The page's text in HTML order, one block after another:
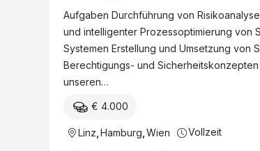
Aufgaben Durchführung von
und intelligenter Prozessoptimierung von
Systemen Erstellung und Umsetzung von
Berechtigungs- und
unseren…
€ 4.000
Linz Hamburg Wien Vollzeit